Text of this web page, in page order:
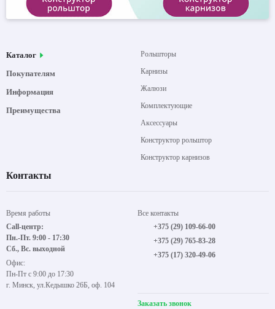
Каталог
Покупателям
Информация
Преимущества
Рольшторы
Карнизы
Жалюзи
Комплектующие
Аксессуары
Конструктор рольштор
Конструктор карнизов
Контакты
Время работы
Call-центр:
Пн.-Пт. 9:00 - 17:30
Сб., Вс. выходной
Офис:
Пн-Пт с 9:00 до 17:30
г. Минск, ул.Кедышко 26Б, оф. 104
Все контакты
+375 (29) 109-66-00
+375 (29) 765-83-28
+375 (17) 320-49-06
Заказать звонок